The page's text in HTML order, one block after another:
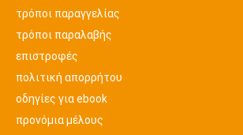
τρόποι παραγγελίας
τρόποι παραλαβής
επιστροφές
πολιτική απορρήτου
οδηγίες για ebook
προνόμια μέλους